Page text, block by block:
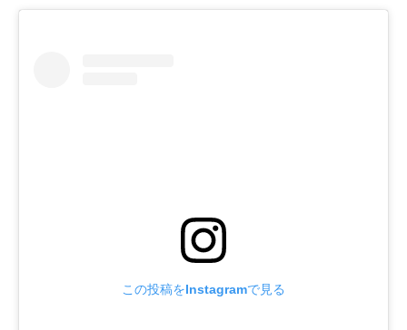
この投稿をInstagramで見る